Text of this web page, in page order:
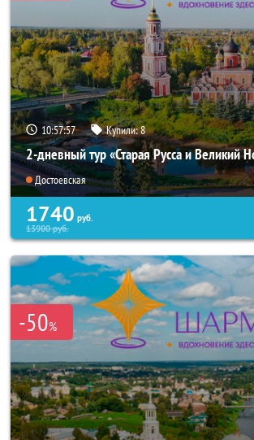
10:57:56 Купили:8
2-дневный тур «Старая Русса и Великий
Достоевская
1740 руб.
13900руб.
-50%